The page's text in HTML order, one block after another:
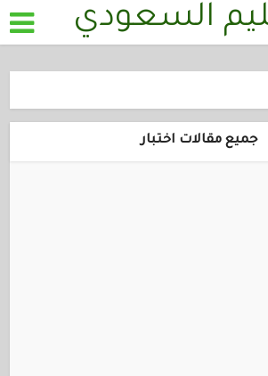
السعودي
جميع مقالات اختبار